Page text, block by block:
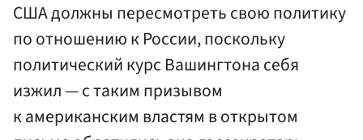
США должны пересмотреть свою политику
по отношению к России, поскольку
политический курс Вашингтона себя
изжил — с таким призывом
к американским властям в открытом